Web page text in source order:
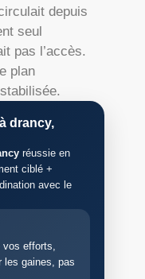
depuis
seul
pas l’accès.
plan
drancy,
réussie en
ciblé +
avec le
vos efforts,
les gaines, pas